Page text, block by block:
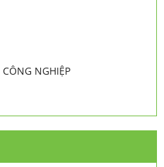
NGHIỆP